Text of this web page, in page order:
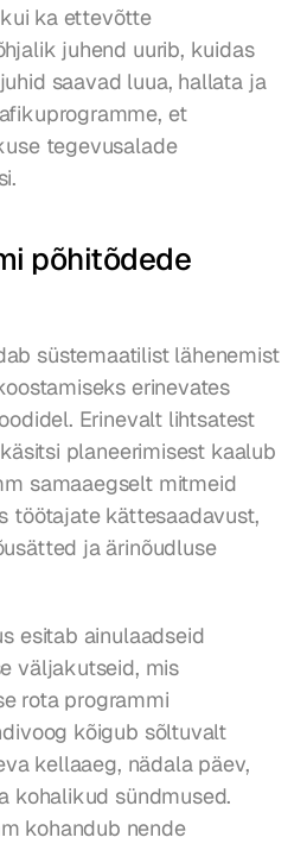
ka ettevõtte
juhend uurib, kuidas
saavad luua, hallata ja
et
tegevusalade
põhitõdede
süstemaatilist lähenemist
erinevates
Erinevalt lihtsatest
planeerimisest kaalub
samaaegselt mitmeid
töötajate kättesaadavust,
ja ärinõudluse
esitab ainulaadseid
väljakutseid, mis
rota programmi
kõigub sõltuvalt
kellaaeg, nädala päev,
kohalikud sündmused.
kohandub nende